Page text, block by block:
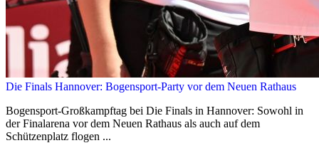
Die Finals Hannover: Bogensport-Party vor dem Neuen Rathaus
Bogensport-Großkampftag bei Die Finals in Hannover: Sowohl in
der Finalarena vor dem Neuen Rathaus als auch auf dem
Schützenplatz flogen ...